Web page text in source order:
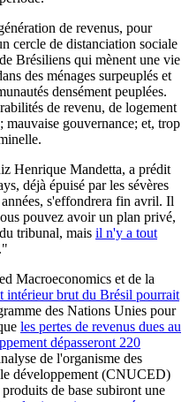
de revenus, pour
cercle de distanciation sociale
Brésiliens qui mènent une vie
des ménages surpeuplés et
densément peuplées.
de revenu, de logement
gouvernance; et, trop
Henrique Mandetta, a prédit
déjà épuisé par les sévères
s'effondrera fin avril. Il
pouvez avoir un plan privé,
tribunal, mais il n'y a tout
."
Macroeconomics et de la
intérieur brut du Brésil pourrait
des Nations Unies pour
les pertes de revenus dues au
dépasseront 220
de l'organisme des
développement (CNUCED)
de base subiront une